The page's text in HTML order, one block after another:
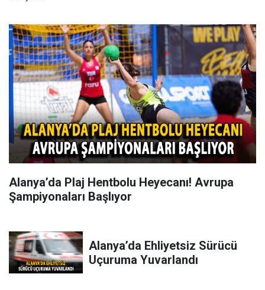
Alanya’da Plaj Hentbolu Heyecanı! Avrupa
Şampiyonaları Başlıyor
Alanya’da Ehliyetsiz Sürücü
Uçuruma Yuvarlandı